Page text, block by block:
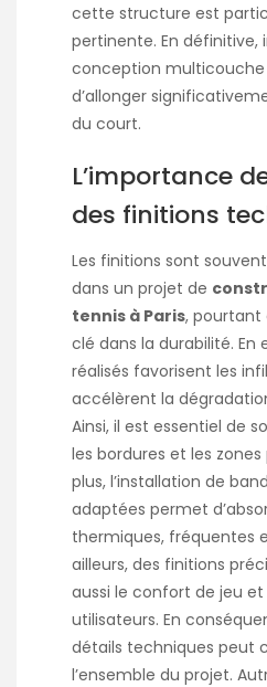
cette structure est
pertinente. En définitive,
conception
d’allonger
du court.
L’importance
des finitions
Les finitions sont
dans un projet de
tennis à Paris, pourtant
clé dans la durabilité.
réalisés favorisent les
accélèrent la
Ainsi, il est essentiel de
les bordures et les zones
plus, l’installation de
adaptées permet
thermiques, fréquentes
ailleurs, des finitions
aussi le confort de jeu
utilisateurs. En
détails techniques peut
l’ensemble du projet.